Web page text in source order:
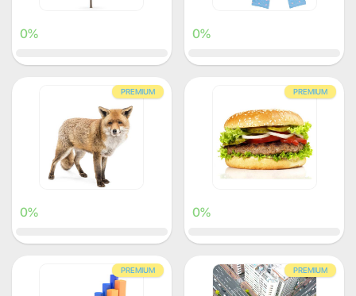
0% 0%
PREMIUM
0%
PREMIUM
0%
PREMIUM PREMIUM